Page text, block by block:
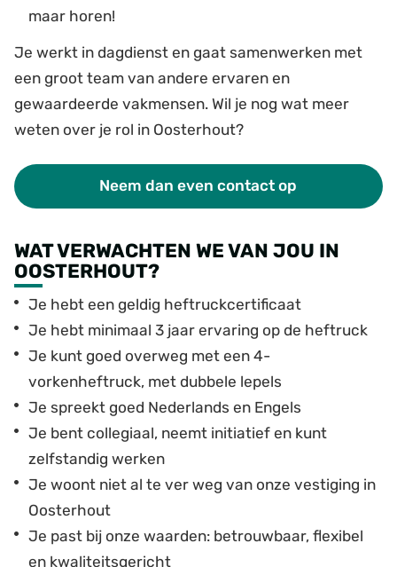
maar horen!
Je werkt in dagdienst en gaat samenwerken met
een groot team van andere ervaren en
gewaardeerde vakmensen. Wil je nog wat meer
weten over je rol in Oosterhout?
Neem dan even contact op
WAT VERWACHTEN WE VAN JOU IN
OOSTERHOUT?
Je hebt een geldig heftruckcertificaat
Je hebt minimaal 3 jaar ervaring op de heftruck
Je kunt goed overweg met een 4-
vorkenheftruck, met dubbele lepels
Je spreekt goed Nederlands en Engels
Je bent collegiaal, neemt initiatief en kunt
zelfstandig werken
Je woont niet al te ver weg van onze vestiging in
Oosterhout
Je past bij onze waarden: betrouwbaar, flexibel
en kwaliteitsgericht